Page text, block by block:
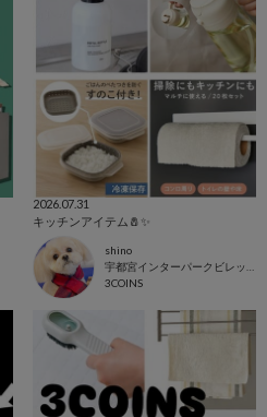
2026.07.31
キッチンアイテム🧂✨
shino
3COINS